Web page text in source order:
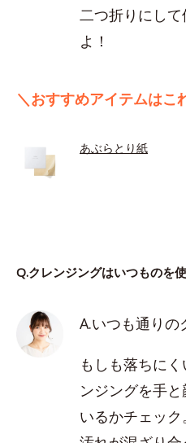
二つ折りにし
よ！
＼おすすめアイテムはこ
あぶらとり紙
Q.クレンジングはいつものを
A.いつも通りの
もしも落ちに
ンジングを手
いるかチェッ